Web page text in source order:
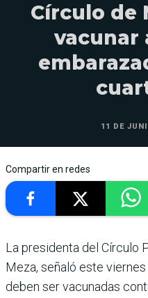
Círculo de
vacunar
11 DE
Compartir en redes
La presidenta del Círculo
Meza, señaló este
deben ser vacunadas